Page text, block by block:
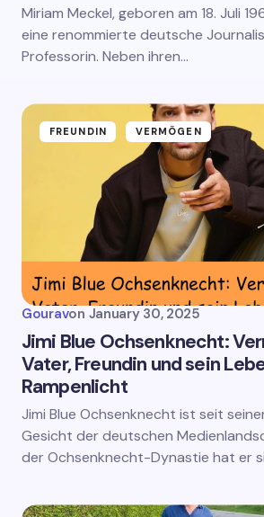
Miriam Meckel, geboren am 18. Juli
eine renommierte deutsche
Professorin. Neben ihren…
FREUNDIN VERMÖGEN
Gouravon January 30, 2025
Jimi Blue Ochsenknecht:
Vater, Freundin und sein
Rampenlicht
Jimi Blue Ochsenknecht ist seit
Gesicht der deutschen
der Ochsenknecht-Dynastie hat er